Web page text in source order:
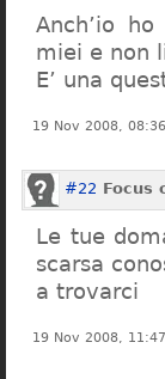
Anch’io
miei e non
E’ una
19 Nov 2008, 08:36
#22 Focus
Le tue
scarsa
a trovarci
19 Nov 2008, 11:47